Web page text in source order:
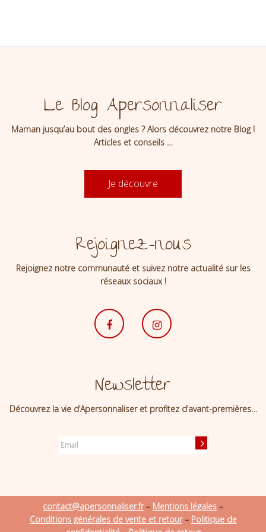
Le Blog Apersonnaliser
Maman jusqu’au bout des ongles ? Alors découvrez notre Blog !
Articles et conseils …
Je découvre
Rejoignez-nous
Rejoignez notre communauté et suivez notre actualité sur les
réseaux sociaux !
Newsletter
Découvrez la vie d’Apersonnaliser et profitez d’avant-premières…
contact@apersonnaliser.fr– Mentions légales –
Conditions générales de vente et retour– Politique de